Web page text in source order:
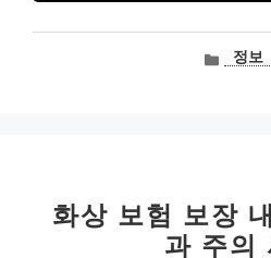
카정보
화상 보험 보장
과 주의